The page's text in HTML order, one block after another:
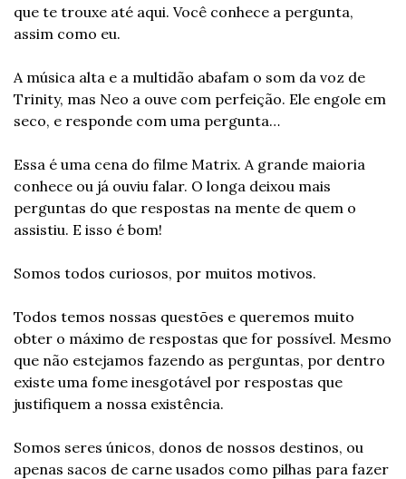
que te trouxe até aqui. Você conhece a pergunta,
assim como eu.
A música alta e a multidão abafam o som da voz de
Trinity, mas Neo a ouve com perfeição. Ele engole em
seco, e responde com uma pergunta…
Essa é uma cena do filme Matrix. A grande maioria
conhece ou já ouviu falar. O longa deixou mais
perguntas do que respostas na mente de quem o
assistiu. E isso é bom!
Somos todos curiosos, por muitos motivos.
Todos temos nossas questões e queremos muito
obter o máximo de respostas que for possível. Mesmo
que não estejamos fazendo as perguntas, por dentro
existe uma fome inesgotável por respostas que
justifiquem a nossa existência.
Somos seres únicos, donos de nossos destinos, ou
apenas sacos de carne usados como pilhas para fazer